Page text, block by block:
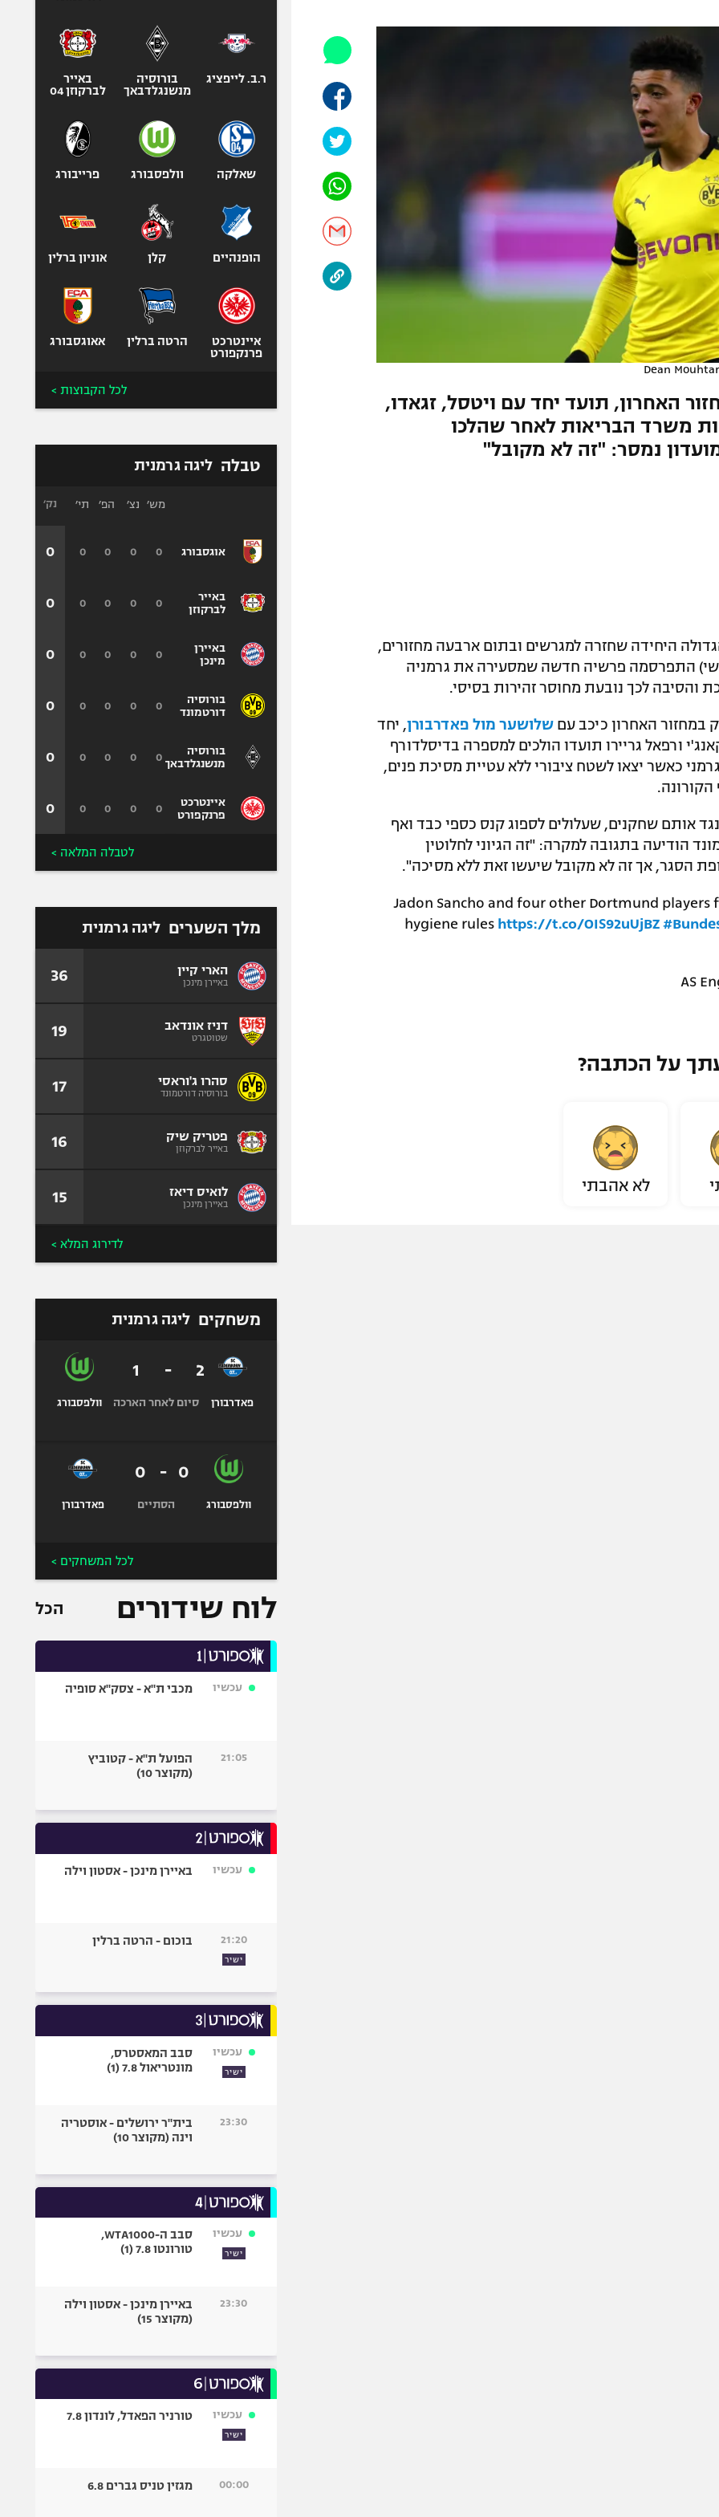
אביב
באר שבע
ליגה סינית
אופניים
ספורט מוטורי
כדורמים
פוטבול אמריקאי NFL
בייסבול MLB
ספורט אתגרי
גיימינג E-Sports
Dean
האחרון, תועד יחד עם ויטסל, זגאדו,
משרד הבריאות לאחר שהלכו
נמסר: "זה לא מקובל"
היחידה שחזרה למגרשים ובתום ארבעה מחזורים,
התפרסמה פרשיה חדשה שמסעירה את גרמניה
והסיבה לכך נובעת מחוסר זהירות בסיסי.
במחזור האחרון כיכב עם שלושער מול פאדרבורן, יחד
ורפאל גריירו תועדו הולכים למספרה בדיסלדורף
כאשר יצאו לשטח ציבורי ללא עטיית מסיכת פנים,
אותם שחקנים, שעלולים לספוג קנס כספי כבד ואף
הודיעה בתגובה למקרה: "זה הגיוני לחלוטין
הסגר, אך זה לא מקובל שיעשו זאת ללא מסיכה".
Jadon Sancho and four other Dortmund players
hygiene rules https://t.co/OIS92uUjBZ
על הכתבה?
לא אהבתי
ר.ב. לייפציג
בורוסיה
מנשנגלדבאך
באייר
לברקוזן 04
שאלקה וולפסבורג פרייבורג
הופנהיים קלן אוניון ברלין
איינטרכט
פרנקפורט
הרטה ברלין אאוגסבורג
לכל הקבוצות >
טבלה ליגה גרמנית
אוגסבורג
באייר
לברקוזן
באיירן
מינכן
בורוסיה
דורטמונד
בורוסיה
מנשנגלדבאך
איינטרכט
פרנקפורט
מש׳ נצ׳ הפ׳ תי׳
0
0
0
0
0
0
0
0
0
0
0
0
0
0
0
0
0
0
0
0
0
0
0
0
נק׳
0
0
0
0
0
0
לטבלה המלאה >
מלך השערים ליגה גרמנית
הארי קיין
באיירן מינכן 36
דניז אונדאב
שטוטגרט 19
סהרו ג'וראסי
בורוסיה דורטמונד 17
פטריק שיק
באייר לברקוזן 16
לואיס דיאז
באיירן מינכן 15
לדירוג המלא >
משחקים ליגה גרמנית
פאדרבורן
2
-
1
סיום לאחר הארכה וולפסבורג
וולפסבורג
0
-
0
הסתיים פאדרבורן
לכל המשחקים >
לוח שידורים הכל
עכשיו מכבי ת"א - צסק"א סופיה
21:05
הפועל ת"א - קטוביץ
(מקוצר 10)
עכשיו באיירן מינכן - אסטון וילה
21:20
ישיר
בוכום - הרטה ברלין
עכשיו
ישיר
סבב המאסטרס,
מונטריאול 7.8 (1)
23:30
בית"ר ירושלים - אוסטריה
וינה (מקוצר 10)
עכשיו
ישיר
סבב ה-WTA1000,
טורונטו 7.8 (1)
23:30
באיירן מינכן - אסטון וילה
(מקוצר 15)
עכשיו
ישיר
טורניר הפאדל, לונדון 7.8
00:00 מגזין טניס גברים 6.8